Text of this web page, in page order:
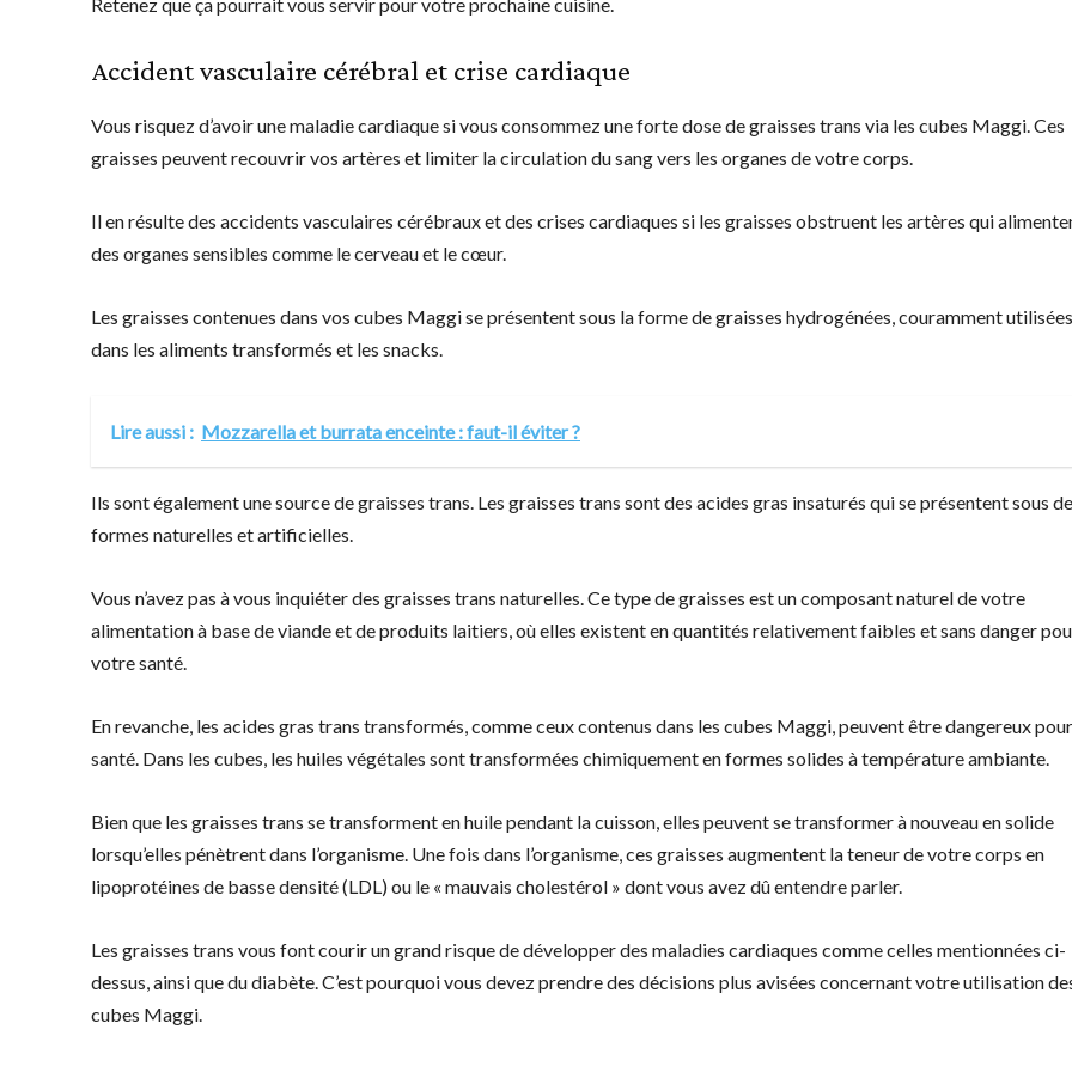
Accident vasculaire cérébral et crise cardiaque
Vous risquez d’avoir une maladie cardiaque si vous consommez une forte dose de graisses trans via les cubes Maggi. Ces
graisses peuvent recouvrir vos artères et limiter la circulation du sang vers les organes de votre corps.
Il en résulte des accidents vasculaires cérébraux et des crises cardiaques si les graisses obstruent les artères qui
des organes sensibles comme le cerveau et le cœur.
Les graisses contenues dans vos cubes Maggi se présentent sous la forme de graisses hydrogénées, couramment utilisées
dans les aliments transformés et les snacks.
Lire aussi : Mozzarella et burrata enceinte : faut-il éviter ?
Ils sont également une source de graisses trans. Les graisses trans sont des acides gras insaturés qui se présentent sous
formes naturelles et artificielles.
Vous n’avez pas à vous inquiéter des graisses trans naturelles. Ce type de graisses est un composant naturel de votre
alimentation à base de viande et de produits laitiers, où elles existent en quantités relativement faibles et sans danger
votre santé.
En revanche, les acides gras trans transformés, comme ceux contenus dans les cubes Maggi, peuvent être dangereux
santé. Dans les cubes, les huiles végétales sont transformées chimiquement en formes solides à température ambiante.
Bien que les graisses trans se transforment en huile pendant la cuisson, elles peuvent se transformer à nouveau en solide
lorsqu’elles pénètrent dans l’organisme. Une fois dans l’organisme, ces graisses augmentent la teneur de votre corps en
lipoprotéines de basse densité (LDL) ou le « mauvais cholestérol » dont vous avez dû entendre parler.
Les graisses trans vous font courir un grand risque de développer des maladies cardiaques comme celles mentionnées ci-
dessus, ainsi que du diabète. C’est pourquoi vous devez prendre des décisions plus avisées concernant votre utilisation
cubes Maggi.